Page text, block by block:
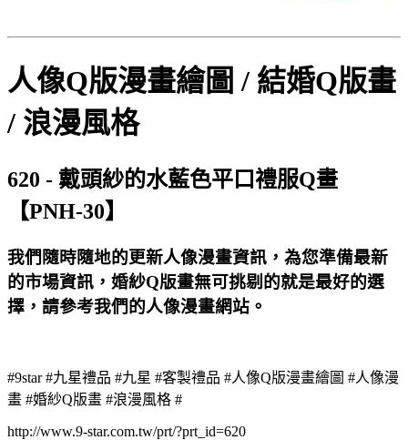
人像Q版漫畫繪圖 / 結婚Q版畫
/ 浪漫風格
620 - 戴頭紗的水藍色平口禮服Q畫
【PNH-30】
我們隨時隨地的更新人像漫畫資訊，為您準備最新
的市場資訊，婚紗Q版畫無可挑剔的就是最好的選
擇，請參考我們的人像漫畫網站。
#9star #九星禮品 #九星 #客製禮品 #人像Q版漫畫繪圖 #人像漫
畫 #婚紗Q版畫 #浪漫風格 #
http://www.9-star.com.tw/prt/?prt_id=620